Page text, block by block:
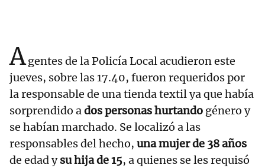
Agentes de la Policía Local acudieron este
jueves, sobre las 17.40, fueron requeridos por
la responsable de una tienda textil ya que había
sorprendido ados personas hurtando género y
se habían marchado. Se localizó a las
responsables del hecho, una mujer de 38 años
de edad ysu hija de 15, a quienes se les requisó